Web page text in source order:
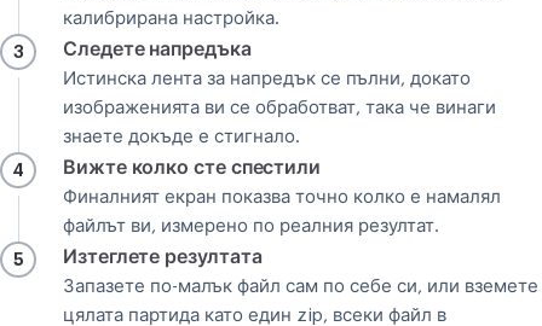
калибрирана настройка.
3 Следете напредъка
Истинска лента за напредък се пълни, докато
изображенията ви се обработват, така че винаги
знаете докъде е стигнало.
4 Вижте колко сте спестили
Финалният екран показва точно колко е намалял
файлът ви, измерено по реалния резултат.
5 Изтеглете резултата
Запазете по-малък файл сам по себе си, или вземете
цялата партида като един zip, всеки файл в